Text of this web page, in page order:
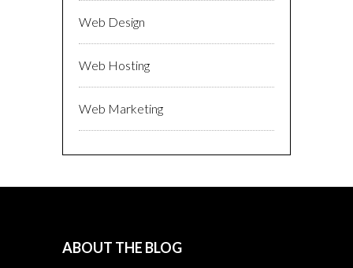
Web Design
Web Hosting
Web Marketing
ABOUT THE BLOG